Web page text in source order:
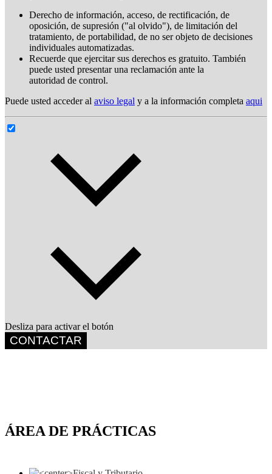
Derecho de información, acceso, de rectificación, de
oposición, de supresión ("al olvido"), de limitación del
tratamiento, de portabilidad, de no ser objeto de decisiones
individuales automatizadas.
Recuerde que ejercitar sus derechos es gratuito. También
puede usted presentar una reclamación ante la
autoridad de control.
Puede usted acceder al aviso legal y a la información completa aqui
Desliza para activar el botón
CONTACTAR
ÁREA DE PRÁCTICAS